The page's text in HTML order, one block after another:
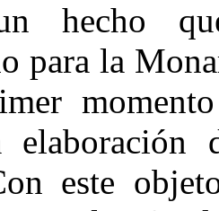
hecho
para la
elaboración
este